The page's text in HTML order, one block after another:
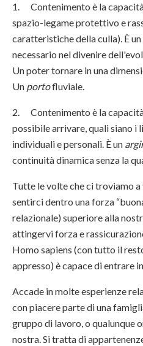
1. Contenimento è la
spazio-legame protettivo e
caratteristiche della culla). È
necessario nel divenire
Un poter tornare in una
Un portofluviale.
2. Contenimento è la
possibile arrivare, quali siano i
individuali e personali. È un
continuità dinamica senza la
Tutte le volte che ci troviamo
sentirci dentro una forza
relazionale) superiore alla
attingervi forza e
Homo sapiens (con tutto il
appresso) è capace di entrare in
Accade in molte esperienze
con piacere parte di una
gruppo di lavoro, o qualunque
nostra. Si tratta di